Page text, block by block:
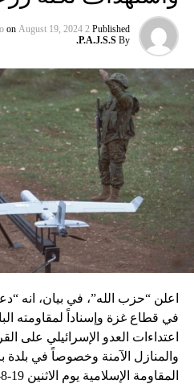
تحمل اسم “عماد 4″،
نسبه الحزب الى إسرائيل”.
Published
2 years ago
on August 19, 2024
By
P.A.J.S.S.
اعلن “حزب الله”، في بيان، انه
في قطاع غزة وإسناداً لمقاومته
اعتداءات العدو الإسرائيلي على
والمنازل الآمنة وخصوصاً في بلدة